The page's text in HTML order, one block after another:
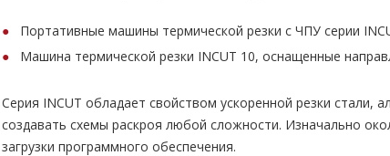
Портативные машины термической резки с ЧПУ серии
Машина термической резки INCUT 10, оснащенные
Серия INCUT обладает свойством ускоренной резки
создавать схемы раскроя любой сложности. Изначально
загрузки программного обеспечения.